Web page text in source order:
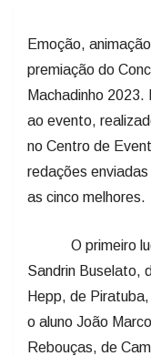
Emoção,
premiação do
Machadinho
ao evento,
no Centro de
redações
as cinco melhores.
O primeiro
Sandrin Buselato,
Hepp, de
o aluno João
Rebouças, de